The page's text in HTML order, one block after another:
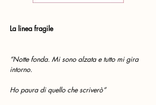
La linea fragile
“Notte fonda. Mi sono alzata e tutto mi gira
intorno.
Ho paura di quello che scriverò”